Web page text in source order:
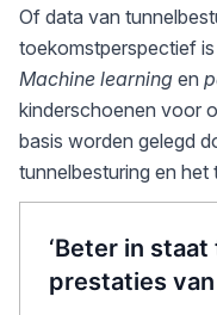
Of data van
toekomstperspectief
Machine learning en
kinderschoenen voor
basis worden gelegd
tunnelbesturing en
‘Beter in
prestaties